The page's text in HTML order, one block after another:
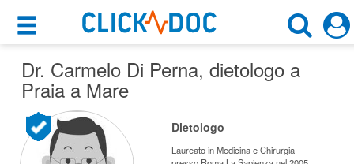
×
Motore di ricerca
×
Cerca uno specialista
Scegli specialità, prestazione o cognome
Cosa possiamo offrirti
Per i pazienti
Prenota una visita
Dr. Carmelo Di Perna, dietologo a
Praia a Mare
Dietologo
Laureato in Medicina e Chirurgia